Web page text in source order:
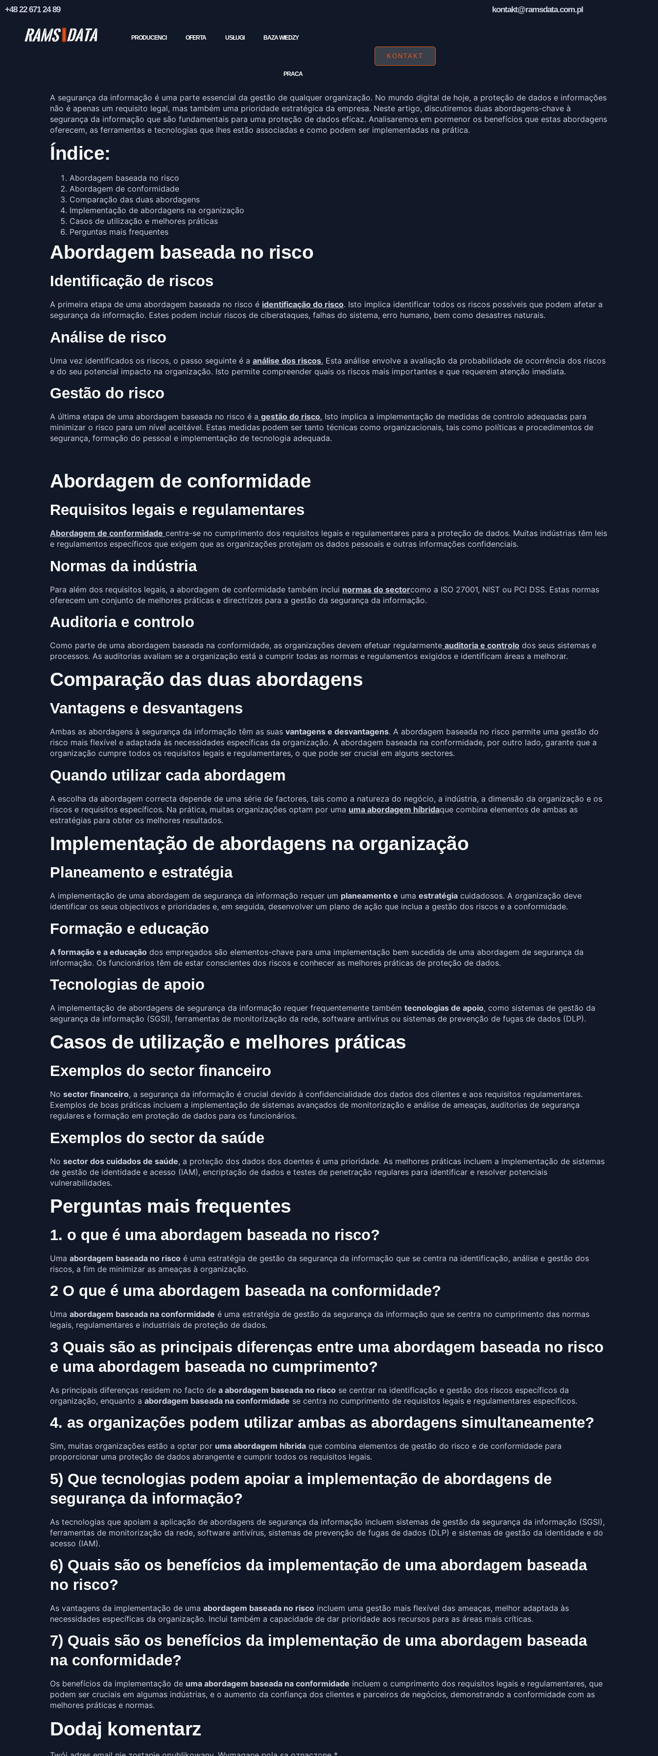
+48 22 671 24 89 kontakt@ramsdata.com.pl
KONTAKT
PRODUCENCI OFERTA USŁUGI BAZA WIEDZY
PRACA
A segurança da informação é uma parte essencial da gestão de qualquer organização. No mundo digital de hoje, a proteção de dados e informações
não é apenas um requisito legal, mas também uma prioridade estratégica da empresa. Neste artigo, discutiremos duas abordagens-chave à
segurança da informação que são fundamentais para uma proteção de dados eficaz. Analisaremos em pormenor os benefícios que estas abordagens
oferecem, as ferramentas e tecnologias que lhes estão associadas e como podem ser implementadas na prática.
Índice:
Abordagem baseada no risco
Abordagem de conformidade
Comparação das duas abordagens
Implementação de abordagens na organização
Casos de utilização e melhores práticas
Perguntas mais frequentes
Abordagem baseada no risco
Identificação de riscos
A primeira etapa de uma abordagem baseada no risco é identificação do risco. Isto implica identificar todos os riscos possíveis que podem afetar a
segurança da informação. Estes podem incluir riscos de ciberataques, falhas do sistema, erro humano, bem como desastres naturais.
Análise de risco
Uma vez identificados os riscos, o passo seguinte é a análise dos riscos. Esta análise envolve a avaliação da probabilidade de ocorrência dos riscos
e do seu potencial impacto na organização. Isto permite compreender quais os riscos mais importantes e que requerem atenção imediata.
Gestão do risco
A última etapa de uma abordagem baseada no risco é a gestão do risco. Isto implica a implementação de medidas de controlo adequadas para
minimizar o risco para um nível aceitável. Estas medidas podem ser tanto técnicas como organizacionais, tais como políticas e procedimentos de
segurança, formação do pessoal e implementação de tecnologia adequada.
Abordagem de conformidade
Requisitos legais e regulamentares
Abordagem de conformidade centra-se no cumprimento dos requisitos legais e regulamentares para a proteção de dados. Muitas indústrias têm leis
e regulamentos específicos que exigem que as organizações protejam os dados pessoais e outras informações confidenciais.
Normas da indústria
Para além dos requisitos legais, a abordagem de conformidade também inclui normas do sectorcomo a ISO 27001, NIST ou PCI DSS. Estas normas
oferecem um conjunto de melhores práticas e directrizes para a gestão da segurança da informação.
Auditoria e controlo
Como parte de uma abordagem baseada na conformidade, as organizações devem efetuar regularmente auditoria e controlo dos seus sistemas e
processos. As auditorias avaliam se a organização está a cumprir todas as normas e regulamentos exigidos e identificam áreas a melhorar.
Comparação das duas abordagens
Vantagens e desvantagens
Ambas as abordagens à segurança da informação têm as suas vantagens e desvantagens. A abordagem baseada no risco permite uma gestão do
risco mais flexível e adaptada às necessidades específicas da organização. A abordagem baseada na conformidade, por outro lado, garante que a
organização cumpre todos os requisitos legais e regulamentares, o que pode ser crucial em alguns sectores.
Quando utilizar cada abordagem
A escolha da abordagem correcta depende de uma série de factores, tais como a natureza do negócio, a indústria, a dimensão da organização e os
riscos e requisitos específicos. Na prática, muitas organizações optam por uma uma abordagem híbridaque combina elementos de ambas as
estratégias para obter os melhores resultados.
Implementação de abordagens na organização
Planeamento e estratégia
A implementação de uma abordagem de segurança da informação requer um planeamento e uma estratégia cuidadosos. A organização deve
identificar os seus objectivos e prioridades e, em seguida, desenvolver um plano de ação que inclua a gestão dos riscos e a conformidade.
Formação e educação
A formação e a educação dos empregados são elementos-chave para uma implementação bem sucedida de uma abordagem de segurança da
informação. Os funcionários têm de estar conscientes dos riscos e conhecer as melhores práticas de proteção de dados.
Tecnologias de apoio
A implementação de abordagens de segurança da informação requer frequentemente também tecnologias de apoio, como sistemas de gestão da
segurança da informação (SGSI), ferramentas de monitorização da rede, software antivírus ou sistemas de prevenção de fugas de dados (DLP).
Casos de utilização e melhores práticas
Exemplos do sector financeiro
No sector financeiro, a segurança da informação é crucial devido à confidencialidade dos dados dos clientes e aos requisitos regulamentares.
Exemplos de boas práticas incluem a implementação de sistemas avançados de monitorização e análise de ameaças, auditorias de segurança
regulares e formação em proteção de dados para os funcionários.
Exemplos do sector da saúde
No sector dos cuidados de saúde, a proteção dos dados dos doentes é uma prioridade. As melhores práticas incluem a implementação de sistemas
de gestão de identidade e acesso (IAM), encriptação de dados e testes de penetração regulares para identificar e resolver potenciais
vulnerabilidades.
Perguntas mais frequentes
1. o que é uma abordagem baseada no risco?
Uma abordagem baseada no risco é uma estratégia de gestão da segurança da informação que se centra na identificação, análise e gestão dos
riscos, a fim de minimizar as ameaças à organização.
2 O que é uma abordagem baseada na conformidade?
Uma abordagem baseada na conformidade é uma estratégia de gestão da segurança da informação que se centra no cumprimento das normas
legais, regulamentares e industriais de proteção de dados.
3 Quais são as principais diferenças entre uma abordagem baseada no risco
e uma abordagem baseada no cumprimento?
As principais diferenças residem no facto de a abordagem baseada no risco se centrar na identificação e gestão dos riscos específicos da
organização, enquanto a abordagem baseada na conformidade se centra no cumprimento de requisitos legais e regulamentares específicos.
4. as organizações podem utilizar ambas as abordagens simultaneamente?
Sim, muitas organizações estão a optar por uma abordagem híbrida que combina elementos de gestão do risco e de conformidade para
proporcionar uma proteção de dados abrangente e cumprir todos os requisitos legais.
5) Que tecnologias podem apoiar a implementação de abordagens de
segurança da informação?
As tecnologias que apoiam a aplicação de abordagens de segurança da informação incluem sistemas de gestão da segurança da informação (SGSI),
ferramentas de monitorização da rede, software antivírus, sistemas de prevenção de fugas de dados (DLP) e sistemas de gestão da identidade e do
acesso (IAM).
6) Quais são os benefícios da implementação de uma abordagem baseada
no risco?
As vantagens da implementação de uma abordagem baseada no risco incluem uma gestão mais flexível das ameaças, melhor adaptada às
necessidades específicas da organização. Inclui também a capacidade de dar prioridade aos recursos para as áreas mais críticas.
7) Quais são os benefícios da implementação de uma abordagem baseada
na conformidade?
Os benefícios da implementação de uma abordagem baseada na conformidade incluem o cumprimento dos requisitos legais e regulamentares, que
podem ser cruciais em algumas indústrias, e o aumento da confiança dos clientes e parceiros de negócios, demonstrando a conformidade com as
melhores práticas e normas.
Dodaj komentarz